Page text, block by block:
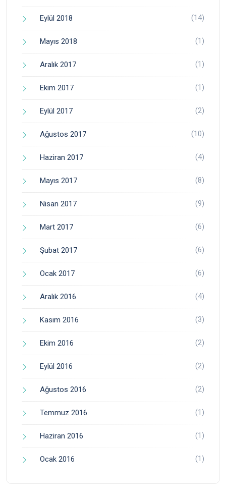
Eylül 2018 (14)
Mayıs 2018 (1)
Aralık 2017 (1)
Ekim 2017 (1)
Eylül 2017 (2)
Ağustos 2017 (10)
Haziran 2017 (4)
Mayıs 2017 (8)
Nisan 2017 (9)
Mart 2017 (6)
Şubat 2017 (6)
Ocak 2017 (6)
Aralık 2016 (4)
Kasım 2016 (3)
Ekim 2016 (2)
Eylül 2016 (2)
Ağustos 2016 (2)
Temmuz 2016 (1)
Haziran 2016 (1)
Ocak 2016 (1)